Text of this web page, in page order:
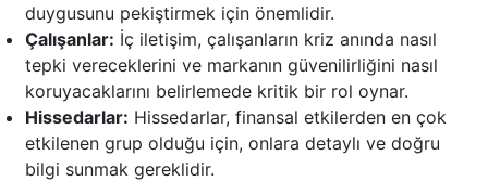
duygusunu pekiştirmek için önemlidir.
Çalışanlar: İç iletişim, çalışanların kriz anında nasıl
tepki vereceklerini ve markanın güvenilirliğini nasıl
koruyacaklarını belirlemede kritik bir rol oynar.
Hissedarlar: Hissedarlar, finansal etkilerden en çok
etkilenen grup olduğu için, onlara detaylı ve doğru
bilgi sunmak gereklidir.